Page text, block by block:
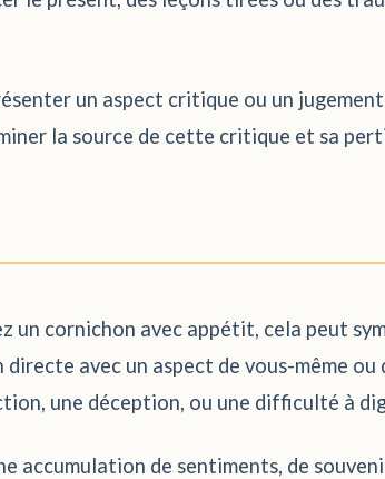
un aspect critique ou un
la source de cette critique et sa
un cornichon avec appétit, cela peut
avec un aspect de vous-même ou
une déception, ou une difficulté à
accumulation de sentiments, de